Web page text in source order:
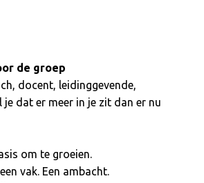
de groep
docent, leidinggevende,
dat er meer in je zit dan er nu
om te groeien.
vak. Een ambacht.